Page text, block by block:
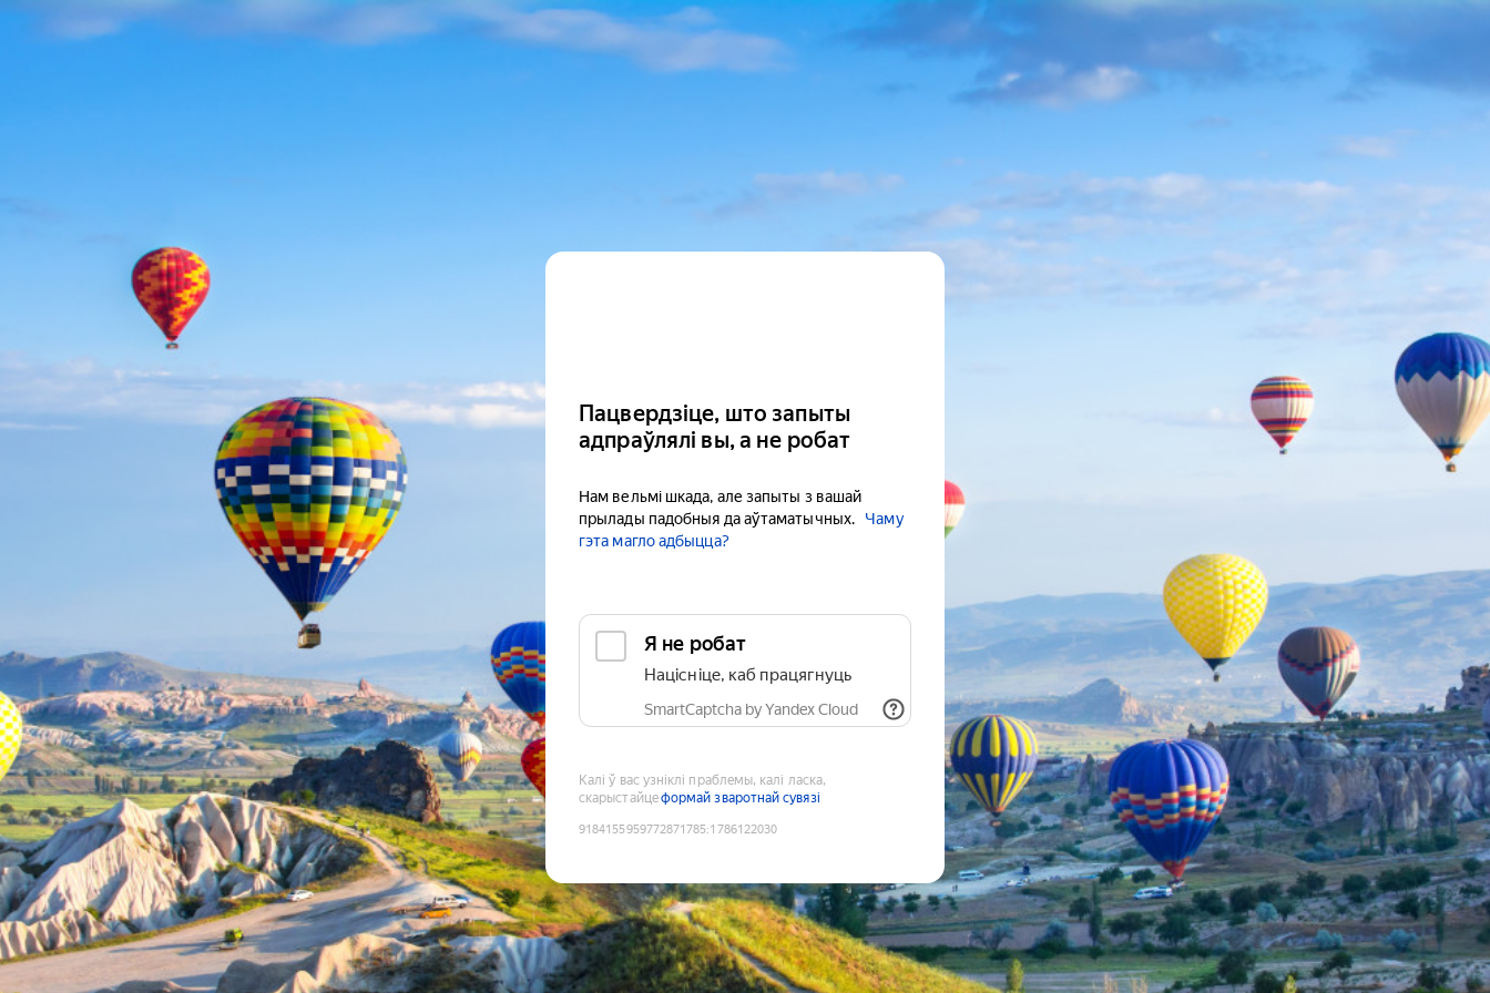
Пацвердзіце, што запыты
адпраўлялі вы, а не робат
Нам вельмі шкада, але запыты з вашай
прылады падобныя да аўтаматычных.
Чаму
гэта магло адбыцца?
Я не робат
Націсніце, каб працягнуць
SmartCaptcha by Yandex Cloud
Калі ў вас узніклі праблемы, калі ласка,
скарыстайцеформай зваротнай сувязі
9184155959772871785:1786122030